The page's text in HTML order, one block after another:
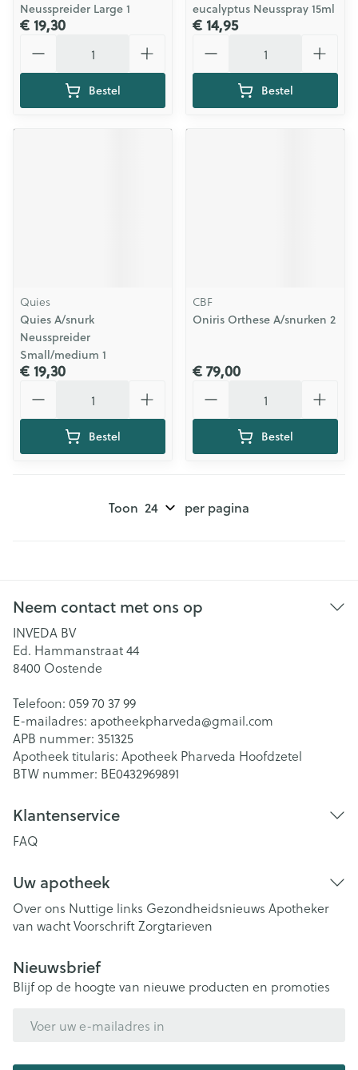
Neusspreider Large 1
€ 19,30
Bestel
eucalyptus Neusspray 15ml
€ 14,95
Bestel
Quies
Quies A/snurk
Neusspreider
Small/medium 1
€ 19,30
Bestel
CBF
Oniris Orthese A/snurken 2
€ 79,00
Bestel
Toon per pagina
Neem contact met ons op
INVEDA BV
Ed. Hammanstraat 44
8400 Oostende
Telefoon: 059 70 37 99
E-mailadres: apotheekpharveda@gmail.com
APB nummer: 351325
Apotheek titularis: Apotheek Pharveda Hoofdzetel
BTW nummer: BE0432969891
Klantenservice
FAQ
Uw apotheek
Over ons Nuttige links Gezondheidsnieuws Apotheker
van wachtVoorschriftZorgtarieven
Nieuwsbrief
Blijf op de hoogte van nieuwe producten en promoties